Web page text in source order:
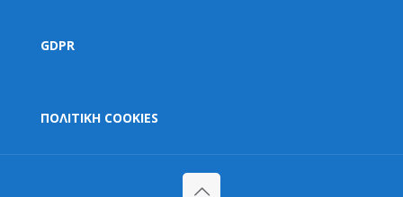
GDPR
ΠΟΛΙΤΙΚΗ COOKIES